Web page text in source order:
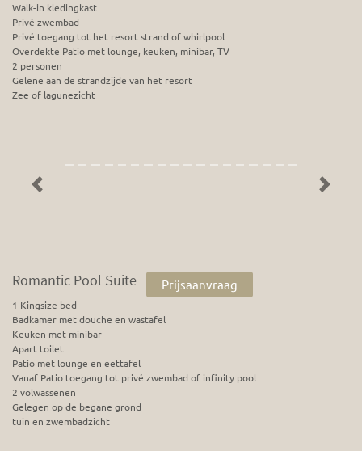
Walk-in kledingkast
Privé zwembad
Privé toegang tot het resort strand of whirlpool
Overdekte Patio met lounge, keuken, minibar, TV
2 personen
Gelene aan de strandzijde van het resort
Zee of lagunezicht
Previous Next
Romantic Pool Suite Prijsaanvraag
1 Kingsize bed
Badkamer met douche en wastafel
Keuken met minibar
Apart toilet
Patio met lounge en eettafel
Vanaf Patio toegang tot privé zwembad of infinity pool
2 volwassenen
Gelegen op de begane grond
tuin en zwembadzicht